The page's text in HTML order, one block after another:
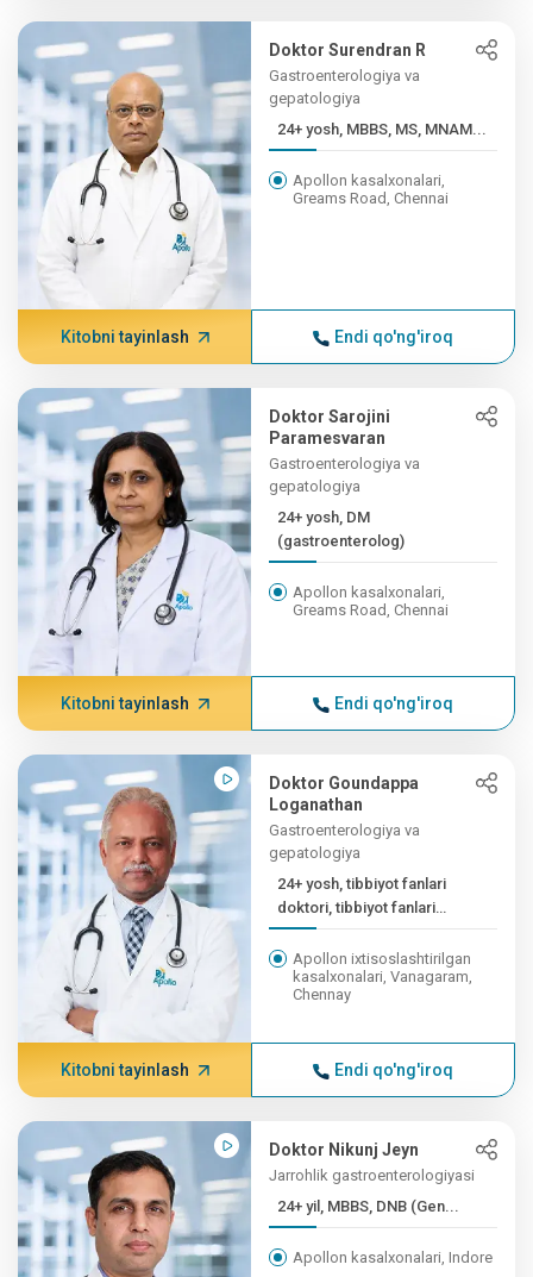
Doktor Surendran R
Gastroenterologiya va
gepatologiya
24+ yosh, MBBS, MS, MNAM...
Apollon kasalxonalari,
Greams Road, Chennai
Kitobni tayinlash Endi qo'ng'iroq
Doktor Sarojini
Paramesvaran
Gastroenterologiya va
gepatologiya
24+ yosh, DM
(gastroenterolog)
Apollon kasalxonalari,
Greams Road, Chennai
Kitobni tayinlash Endi qo'ng'iroq
Doktor Goundappa
Loganathan
Gastroenterologiya va
gepatologiya
24+ yosh, tibbiyot fanlari
doktori, tibbiyot fanlari
doktori [GE], ...
Apollon ixtisoslashtirilgan
kasalxonalari, Vanagaram,
Chennay
Kitobni tayinlash Endi qo'ng'iroq
Doktor Nikunj Jeyn
Jarrohlik gastroenterologiyasi
24+ yil, MBBS, DNB (Gen...
Apollon kasalxonalari, Indore